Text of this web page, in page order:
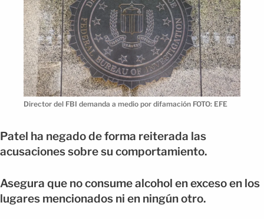
Director del FBI demanda a medio por difamación FOTO: EFE
Patel ha negado de forma reiterada las
acusaciones sobre su comportamiento.
Asegura que no consume alcohol en exceso en los
lugares mencionados ni en ningún otro.